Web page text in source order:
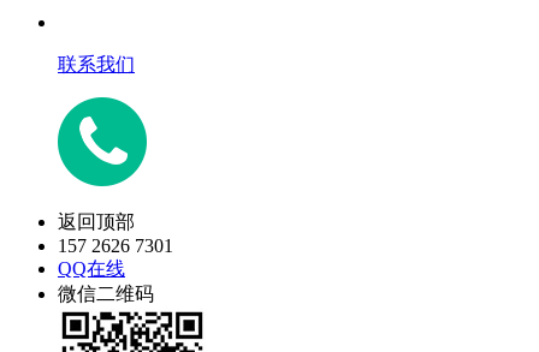
联系我们
返回顶部
157 2626 7301
QQ在线
微信二维码